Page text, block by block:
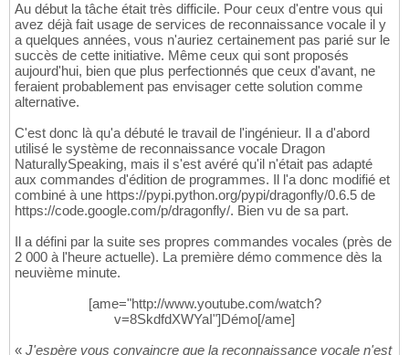
Au début la tâche était très difficile. Pour ceux d'entre vous qui
avez déjà fait usage de services de reconnaissance vocale il y
a quelques années, vous n'auriez certainement pas parié sur le
succès de cette initiative. Même ceux qui sont proposés
aujourd'hui, bien que plus perfectionnés que ceux d'avant, ne
feraient probablement pas envisager cette solution comme
alternative.
C'est donc là qu'a débuté le travail de l'ingénieur. Il a d'abord
utilisé le système de reconnaissance vocale Dragon
NaturallySpeaking, mais il s'est avéré qu'il n'était pas adapté
aux commandes d'édition de programmes. Il l'a donc modifié et
combiné à une https://pypi.python.org/pypi/dragonfly/0.6.5 de
https://code.google.com/p/dragonfly/. Bien vu de sa part.
Il a défini par la suite ses propres commandes vocales (près de
2 000 à l'heure actuelle). La première démo commence dès la
neuvième minute.
[ame="http://www.youtube.com/watch?
v=8SkdfdXWYaI"]Démo[/ame]
« J'espère vous convaincre que la reconnaissance vocale n'est